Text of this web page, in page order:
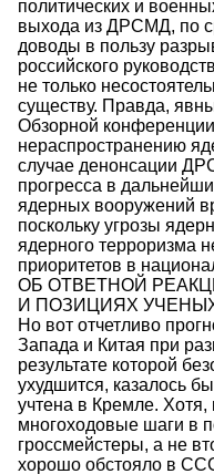
политических и
выхода из ДРСМД, по
доводы в пользу
российского
не только
существу. Правда,
Обзорной
нераспространению
случае денонсации
прогресса в
ядерных вооружений
поскольку угрозы
ядерного терроризма
приоритетов в
ОБ ОТВЕТНОЙ
И ПОЗИЦИЯХ
Но вот отчетливо
Запада и Китая при
результате которой
ухудшится, казалось
учтена в Кремле. Хотя,
многоходовые шаги в
гроссмейстеры, а не
хорошо обстояло в